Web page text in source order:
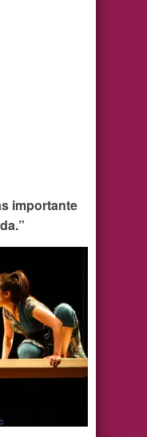
importante